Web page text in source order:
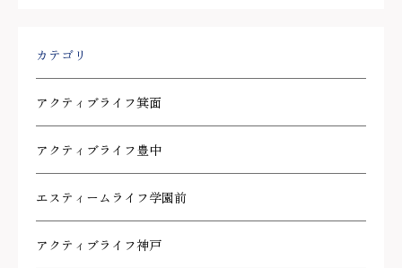
カテゴリ
アクティブライフ箕面
アクティブライフ豊中
エスティームライフ学園前
アクティブライフ神戸